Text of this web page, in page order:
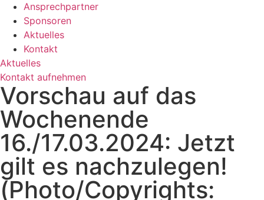
Ansprechpartner
Sponsoren
Aktuelles
Kontakt
Aktuelles
Kontakt aufnehmen
Vorschau auf das
Wochenende
16./17.03.2024: Jetzt
gilt es nachzulegen!
(Photo/Copyrights: